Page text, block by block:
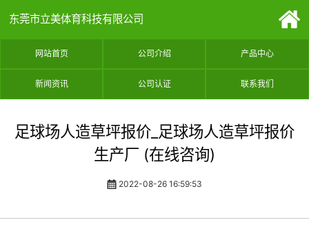
东莞市立美体育科技有限公司
网站首页 公司介绍 产品中心
新闻资讯 公司认证 联系我们
足球场人造草坪报价_足球场人造草坪报价
生产厂 (在线咨询)
2022-08-26 16:59:53